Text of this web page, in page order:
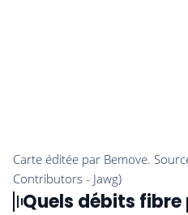
Quels débits